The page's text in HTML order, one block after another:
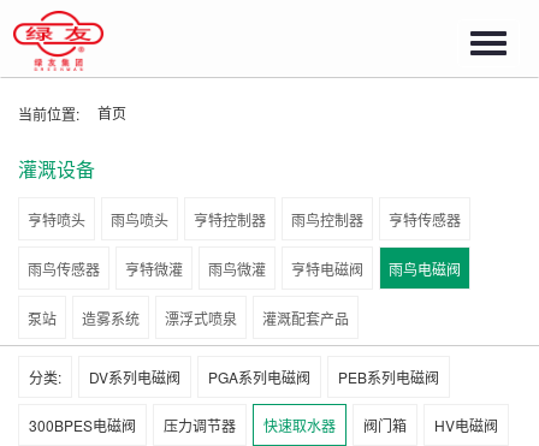
当前位置: 首页
灌溉设备
亨特喷头 雨鸟喷头 亨特控制器 雨鸟控制器 亨特传感器
雨鸟传感器 亨特微灌 雨鸟微灌 亨特电磁阀 雨鸟电磁阀
泵站 造雾系统 漂浮式喷泉 灌溉配套产品
分类: DV系列电磁阀 PGA系列电磁阀 PEB系列电磁阀
300BPES电磁阀 压力调节器 快速取水器 阀门箱 HV电磁阀